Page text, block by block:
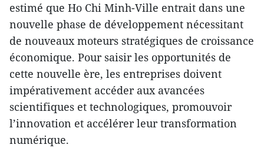
estimé que Ho Chi Minh-Ville entrait dans une
nouvelle phase de développement nécessitant
de nouveaux moteurs stratégiques de croissance
économique. Pour saisir les opportunités de
cette nouvelle ère, les entreprises doivent
impérativement accéder aux avancées
scientifiques et technologiques, promouvoir
l’innovation et accélérer leur transformation
numérique.